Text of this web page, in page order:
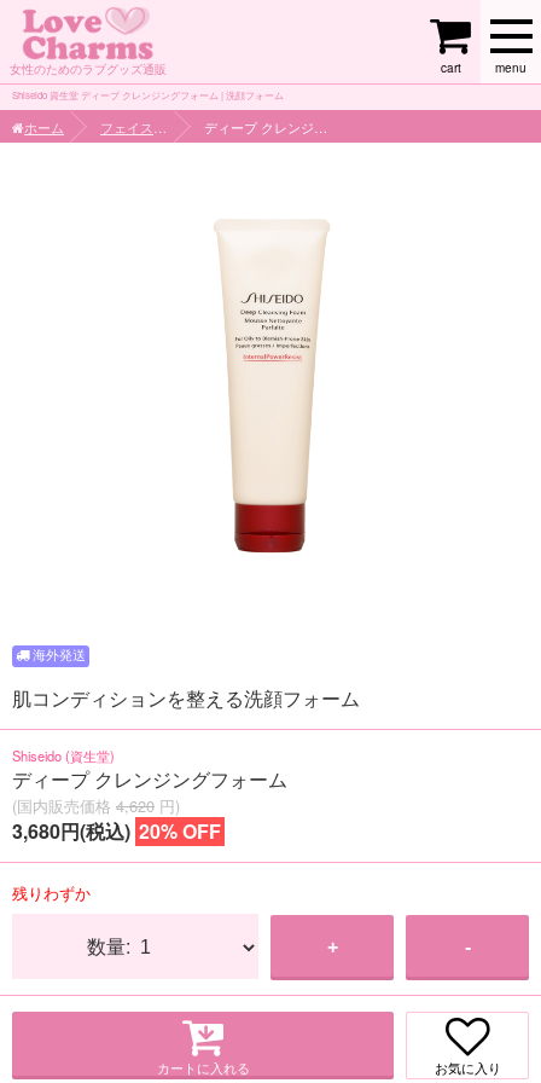
女性のためのラブグッズ通販 menu
cart
Shiseido 資生堂 ディープ クレンジングフォーム | 洗顔フォーム
ホーム
肌コンディションを整える洗顔フォーム
Shiseido (資生堂)
ディープ クレンジングフォーム
(国内販売価格 4,620 円)
3,680円(税込) 20% OFF
残りわずか
数量: + -
カートに入れる お気に入り